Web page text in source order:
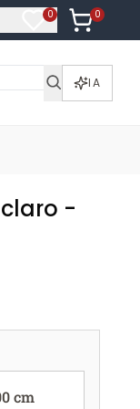
0
Artículos en
0
Artículos
IA
-
cm